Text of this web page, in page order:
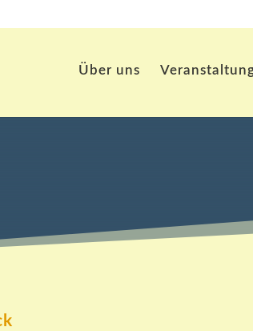
Über uns